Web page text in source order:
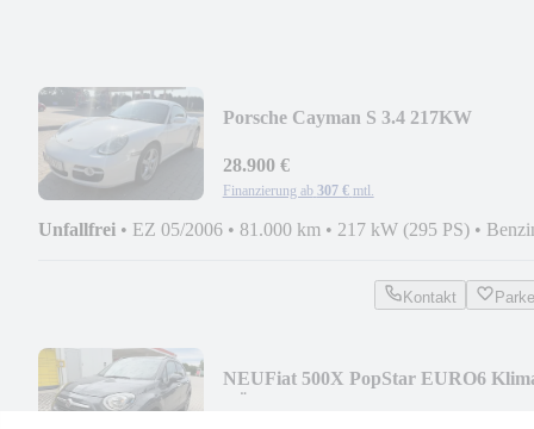
Porsche Cayman S 3.4 217KW
28.900 €
Finanzierung ab 307 € mtl.
Unfallfrei • EZ 05/2006 • 81.000 km • 217 kW (295 PS) •
Kontakt
NEUFiat 500X PopStar EURO6